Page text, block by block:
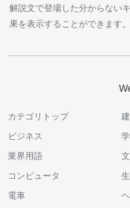
解説文で登場した分からない
果を表示することができます。
カテゴリトップ
ビジネス
業界用語
コンピュータ
電車